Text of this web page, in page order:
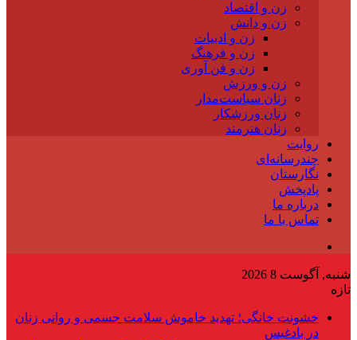
زن و اقتصاد
زن و دانش
زن و ادبیات
زن و فرهنگ
زن و فن آوری
زن و ورزش
زنان سیاست‌مدار
زنان ورزشکار
زنان هنرمند
روایت
چندرسانه‌ای
نگارستان
پادپخش
درباره ما
تماس با ما
شنبه, آگوست 8 2026
تازه
خشونت خانگی؛ تهدید خاموش سلامت جسمی و روانی زنان
در بادغیس